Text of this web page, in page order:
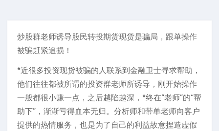
炒股群老师诱导股民转投期货现货是骗局，跟单操作
被骗赶紧追损！
*近很多投资现货被骗的人联系到金融卫士寻求帮助，
他们往往都被所谓的投资群老师所诱导，刚开始操作
一般都很小赚一点，之后越陷越深，*终在“老师”的“帮
助下”，渐渐亏得血本无归。分析师和带单老师向客户
提供的热情服务，也是为了自己的利益故意捏造虚假